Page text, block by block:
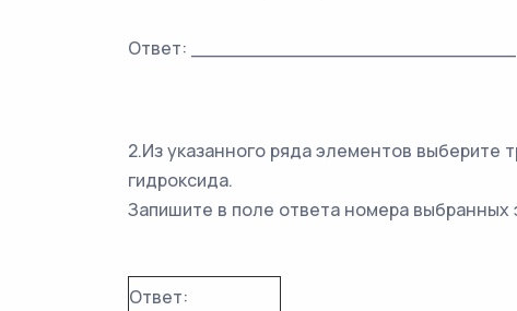
Ответ:
2.Из указанного ряда элементов выберите
гидроксида.
Запишите в поле ответа номера
Ответ: